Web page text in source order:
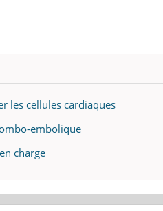
les cellules cardiaques
embolique
charge